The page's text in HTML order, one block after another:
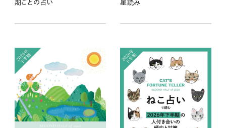
期ごとの占い
星読み